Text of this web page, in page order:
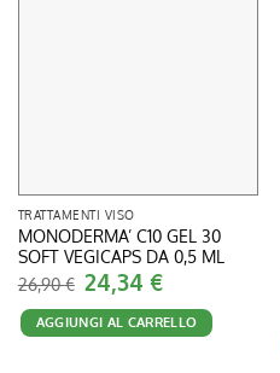
TRATTAMENTI VISO
MONODERMA’ C10 GEL 30
SOFT VEGICAPS DA 0,5 ML
26,90€ Il
prezzo
originale
era:
26,90 €.
24,34 €Il
prezzo
attuale
è:
24,34 €.
AGGIUNGI AL CARRELLO